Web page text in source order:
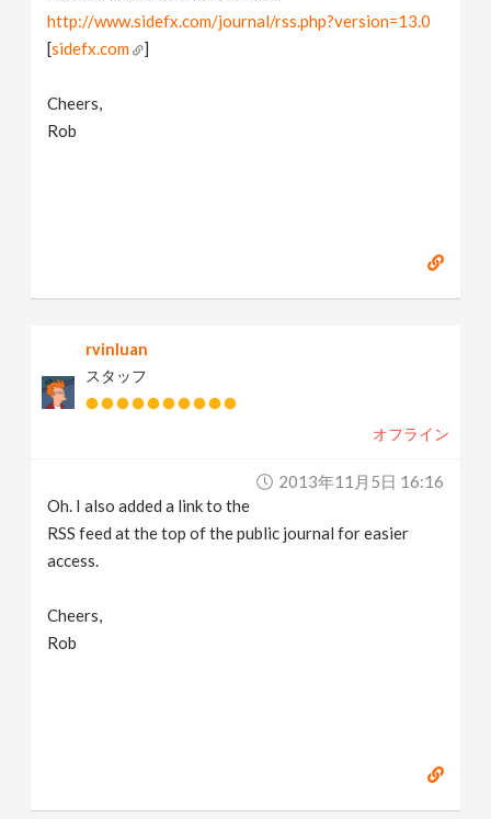
http://www.sidefx.com/journal/rss.php?version=13.0
[sidefx.com ]
Cheers,
Rob
rvinluan
スタッフ
オフライン
2013年11月5日 16:16
Oh. I also added a link to the
RSS feed at the top of the public journal for easier
access.
Cheers,
Rob